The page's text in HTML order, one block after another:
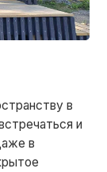
в
и
в